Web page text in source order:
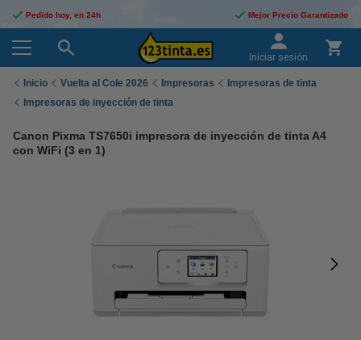
Pedido hoy, en 24h Mejor Precio Garantizado
Iniciar sesión
Inicio Vuelta al Cole 2026 Impresoras
Impresoras de tinta
Impresoras de inyección de tinta
Canon Pixma TS7650i impresora de inyección de tinta A4
con WiFi (3 en 1)